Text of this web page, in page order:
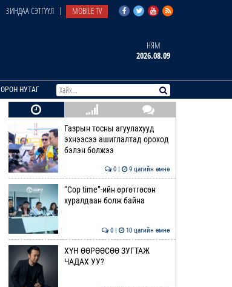
ЗИНДАА СЭТГҮҮЛ MOBILE TV
НЯМ
2026.08.09
ОРОН НУТАГ
Газрын тосны агуулахууд
эхнээсээ ашиглалтад ороход
бэлэн болжээ
0 | 9 цагийн өмнө
“Cop time”-ийн өргөтгөсөн
хуралдаан болж байна
0 | 10 цагийн өмнө
ХҮН ӨӨРӨӨСӨӨ ЗУГТАЖ
ЧАДАХ УУ?